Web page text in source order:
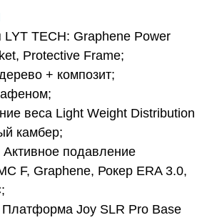
LYT TECH: Graphene Power
Protective Frame;
+ композит;
веса Light Weight Distribution
камбер;
Активное подавление
F, Graphene, Рокер ERA 3.0,
Joy SLR Pro Base